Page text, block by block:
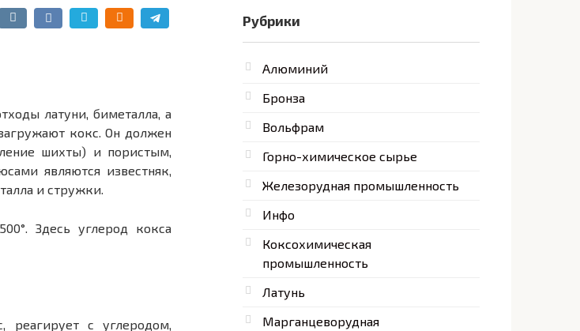
латуни, биметалла, а
кокс. Он должен
шихты) и пористым,
являются известняк,
и стружки.
Здесь углерод кокса
реагирует с углеродом,
Рубрики
Алюминий
Бронза
Вольфрам
Горно-химическое сырье
Железорудная промышленность
Инфо
Коксохимическая
промышленность
Латунь
Марганцеворудная